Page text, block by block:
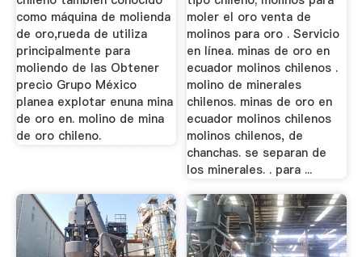
como máquina de molienda
de oro,rueda de utiliza
principalmente para
moliendo de las Obtener
precio Grupo México
planea explotar enuna mina
de oro en. molino de mina
de oro chileno.
moler el oro venta de
molinos para oro . Servicio
en línea. minas de oro en
ecuador molinos chilenos .
molino de minerales
chilenos. minas de oro en
ecuador molinos chilenos
molinos chilenos, de
chanchas. se separan de
los minerales. . para ...